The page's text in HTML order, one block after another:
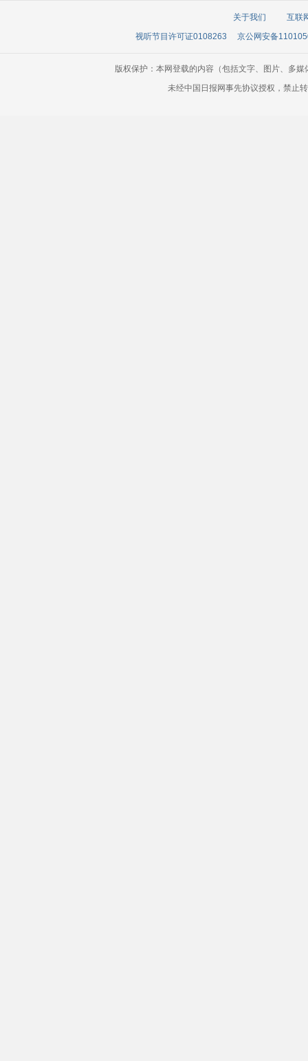
关于我们
互联
视听节目许可证0108263
京公网安备
版权保护：本网登载的内容（包括文字、图片、多
未经中国日报网事先协议授权，禁止